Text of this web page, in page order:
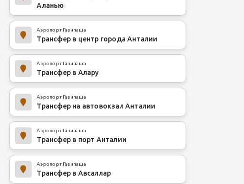
Аланью
Аэропорт Газипаша
Трансфер в центр города Анталии
Аэропорт Газипаша
Трансфер в Алару
Аэропорт Газипаша
Трансфер на автовокзал Анталии
Аэропорт Газипаша
Трансфер в порт Анталии
Аэропорт Газипаша
Трансфер в Авсаллар